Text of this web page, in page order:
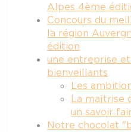
Alpes 4ème
Concours du
la région
édition
une entreprise
bienveillants
Les
La maîtrise
un savoir
Notre chocolat